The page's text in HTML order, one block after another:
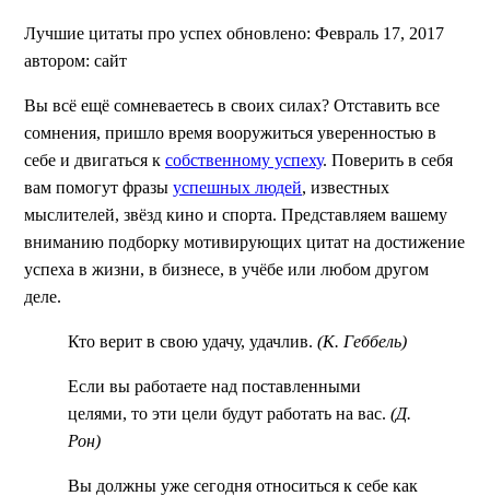
Лучшие цитаты про успех обновлено: Февраль 17, 2017
автором: сайт
Вы всё ещё сомневаетесь в своих силах? Отставить все
сомнения, пришло время вооружиться уверенностью в
себе и двигаться к собственному успеху. Поверить в себя
вам помогут фразы успешных людей, известных
мыслителей, звёзд кино и спорта. Представляем вашему
вниманию подборку мотивирующих цитат на достижение
успеха в жизни, в бизнесе, в учёбе или любом другом
деле.
Кто верит в свою удачу, удачлив. (К. Геббель)
Если вы работаете над поставленными
целями, то эти цели будут работать на вас. (Д.
Рон)
Вы должны уже сегодня относиться к себе как